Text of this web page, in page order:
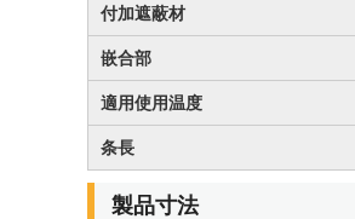
付加遮蔽材
嵌合部
適用使用温度
条長
製品寸法